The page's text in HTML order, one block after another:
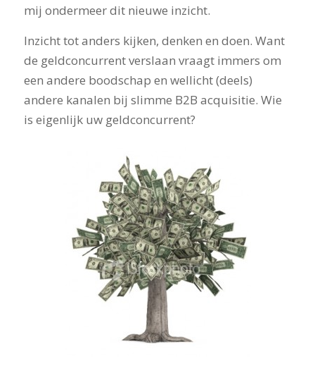
mij ondermeer dit nieuwe inzicht.
Inzicht tot anders kijken, denken en doen. Want
de geldconcurrent verslaan vraagt immers om
een andere boodschap en wellicht (deels)
andere kanalen bij slimme B2B acquisitie. Wie
is eigenlijk uw geldconcurrent?